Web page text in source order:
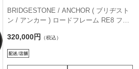
BRIDGESTONE / ANCHOR ( ブリヂスト
ン / アンカー ) ロードフレーム RE8 フレ
155cm前後 )
320,000円 （税込）